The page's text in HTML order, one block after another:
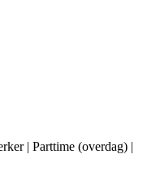
| Parttime (overdag) |